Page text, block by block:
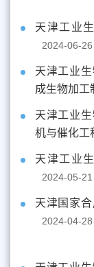
天津工业
2024-06-26
天津工业
成生物加工
天津工业
机与催化工
天津工业
2024-05-21
天津国家
2024-04-28